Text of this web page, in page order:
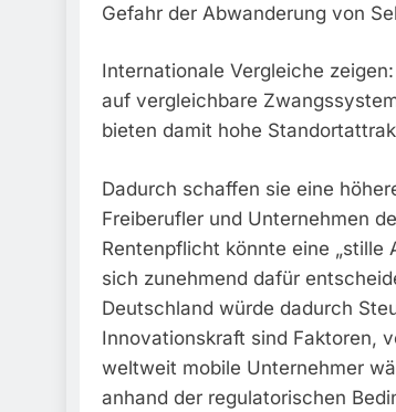
Gefahr der Abwanderung von
Internationale Vergleiche
auf vergleichbare
bieten damit hohe
Dadurch schaffen sie eine
Freiberufler und Unternehmen
Rentenpflicht könnte eine „stille
sich zunehmend dafür
Deutschland würde dadurch
Innovationskraft sind Faktoren,
weltweit mobile Unternehmer
anhand der regulatorischen